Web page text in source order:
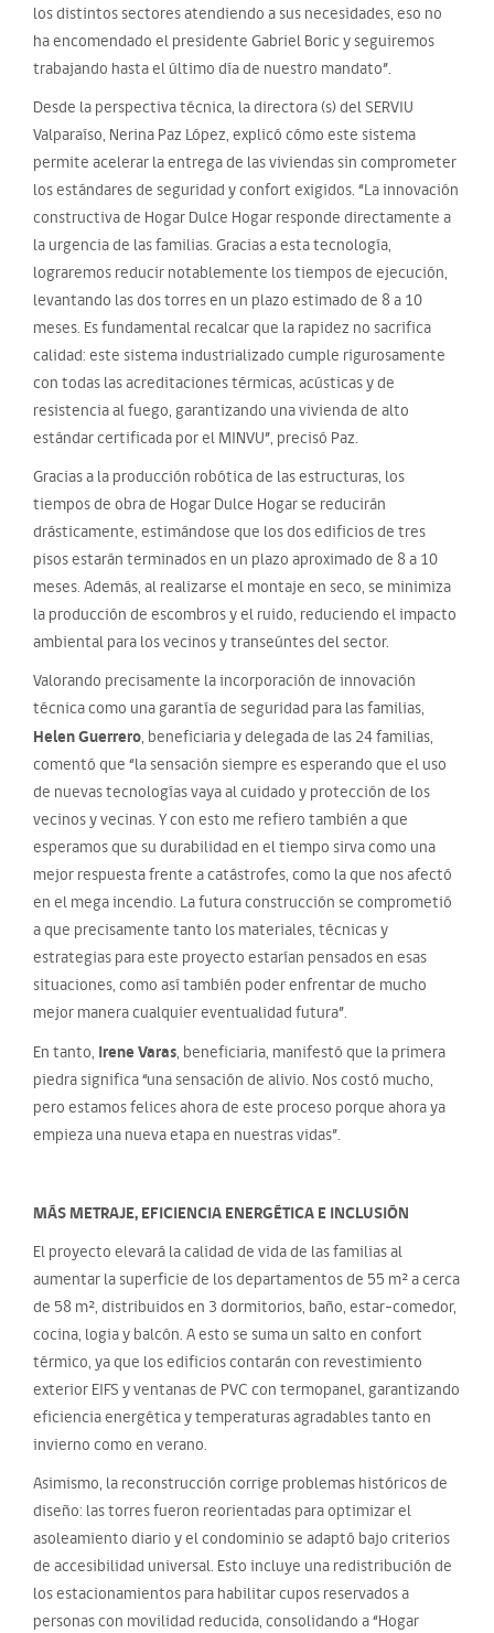
los distintos sectores atendiendo a sus necesidades, eso no
ha encomendado el presidente Gabriel Boric y seguiremos
trabajando hasta el último día de nuestro mandato”.
Desde la perspectiva técnica, la directora (s) del SERVIU
Valparaíso, Nerina Paz López, explicó cómo este sistema
permite acelerar la entrega de las viviendas sin comprometer
los estándares de seguridad y confort exigidos. “La innovación
constructiva de Hogar Dulce Hogar responde directamente a
la urgencia de las familias. Gracias a esta tecnología,
lograremos reducir notablemente los tiempos de ejecución,
levantando las dos torres en un plazo estimado de 8 a 10
meses. Es fundamental recalcar que la rapidez no sacrifica
calidad: este sistema industrializado cumple rigurosamente
con todas las acreditaciones térmicas, acústicas y de
resistencia al fuego, garantizando una vivienda de alto
estándar certificada por el MINVU”, precisó Paz.
Gracias a la producción robótica de las estructuras, los
tiempos de obra de Hogar Dulce Hogar se reducirán
drásticamente, estimándose que los dos edificios de tres
pisos estarán terminados en un plazo aproximado de 8 a 10
meses. Además, al realizarse el montaje en seco, se minimiza
la producción de escombros y el ruido, reduciendo el impacto
ambiental para los vecinos y transeúntes del sector.
Valorando precisamente la incorporación de innovación
técnica como una garantía de seguridad para las familias,
Helen Guerrero, beneficiaria y delegada de las 24 familias,
comentó que “la sensación siempre es esperando que el uso
de nuevas tecnologías vaya al cuidado y protección de los
vecinos y vecinas. Y con esto me refiero también a que
esperamos que su durabilidad en el tiempo sirva como una
mejor respuesta frente a catástrofes, como la que nos afectó
en el mega incendio. La futura construcción se comprometió
a que precisamente tanto los materiales, técnicas y
estrategias para este proyecto estarían pensados en esas
situaciones, como así también poder enfrentar de mucho
mejor manera cualquier eventualidad futura”.
En tanto, Irene Varas, beneficiaria, manifestó que la primera
piedra significa “una sensación de alivio. Nos costó mucho,
pero estamos felices ahora de este proceso porque ahora ya
empieza una nueva etapa en nuestras vidas”.
MÁS METRAJE, EFICIENCIA ENERGÉTICA E INCLUSIÓN
El proyecto elevará la calidad de vida de las familias al
aumentar la superficie de los departamentos de 55 m² a cerca
de 58 m², distribuidos en 3 dormitorios, baño, estar-comedor,
cocina, logia y balcón. A esto se suma un salto en confort
térmico, ya que los edificios contarán con revestimiento
exterior EIFS y ventanas de PVC con termopanel, garantizando
eficiencia energética y temperaturas agradables tanto en
invierno como en verano.
Asimismo, la reconstrucción corrige problemas históricos de
diseño: las torres fueron reorientadas para optimizar el
asoleamiento diario y el condominio se adaptó bajo criterios
de accesibilidad universal. Esto incluye una redistribución de
los estacionamientos para habilitar cupos reservados a
personas con movilidad reducida, consolidando a “Hogar